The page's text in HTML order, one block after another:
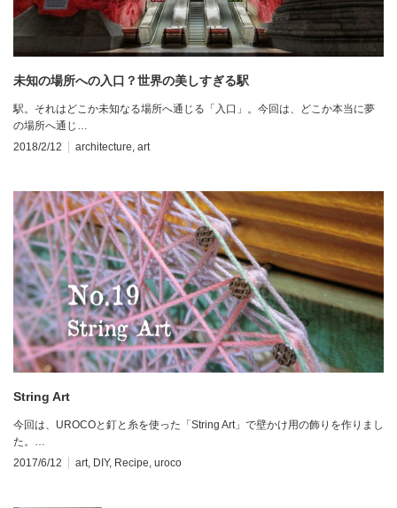
未知の場所への入口？世界の美しすぎる駅
駅。それはどこか未知なる場所へ通じる「入口」。今回は、どこか本当に夢
の場所へ通じ…
2018/2/12
architecture, art
String Art
今回は、UROCOと釘と糸を使った「String Art」で壁かけ用の飾りを作りまし
た。…
2017/6/12
art, DIY, Recipe, uroco